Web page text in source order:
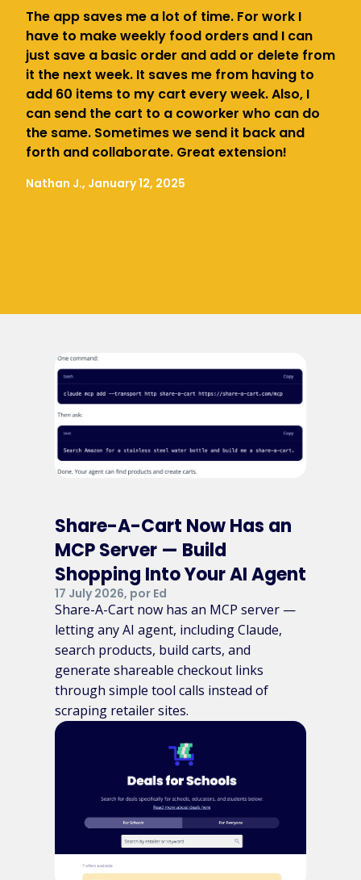
The app saves me a lot of time. For work I
have to make weekly food orders and I can
just save a basic order and add or delete from
it the next week. It saves me from having to
add 60 items to my cart every week. Also, I
can send the cart to a coworker who can do
the same. Sometimes we send it back and
forth and collaborate. Great extension!
Nathan J., January 12, 2025
Share-A-Cart Now Has an
MCP Server — Build
Shopping Into Your AI Agent
17 July 2026, por Ed
Share-A-Cart now has an MCP server —
letting any AI agent, including Claude,
search products, build carts, and
generate shareable checkout links
through simple tool calls instead of
scraping retailer sites.